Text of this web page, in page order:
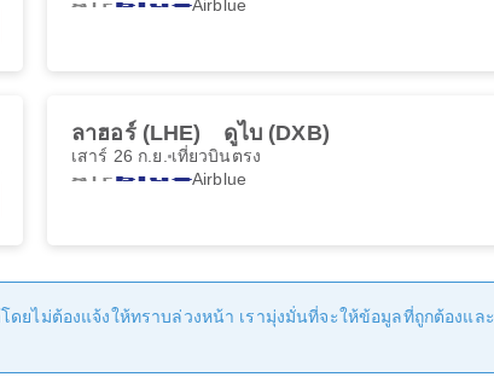
Airblue
ลาฮอร์ (LHE) ดูไบ (DXB)
เสาร์ 26 ก.ย. เที่ยวบินตรง
Airblue
ยไม่ต้องแจ้งให้ทราบล่วงหน้า เรามุ่งมั่นที่จะให้ข้อมูลที่ถูกต้องแล